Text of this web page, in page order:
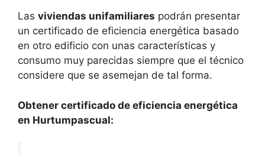
Las viviendas unifamiliares podrán presentar
un certificado de eficiencia energética basado
en otro edificio con unas características y
consumo muy parecidas siempre que el técnico
considere que se asemejan de tal forma.
Obtener certificado de eficiencia energética
en Hurtumpascual: